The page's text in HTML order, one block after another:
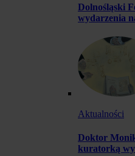
Dolnośląski
wydarzenia
Aktualności
Doktor
kuratorką